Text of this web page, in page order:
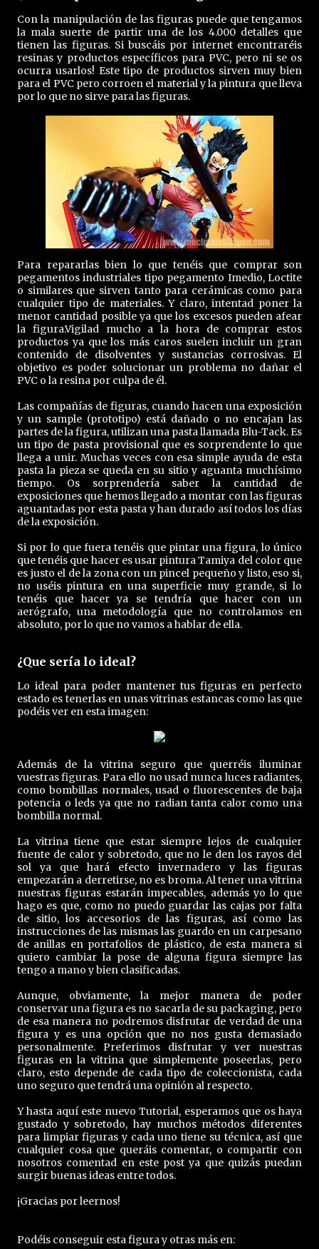
Con la manipulación de las figuras puede que tengamos
la mala suerte de partir una de los 4.000 detalles que
tienen las figuras. Si buscáis por internet encontraréis
resinas y productos específicos para PVC, pero ni se os
ocurra usarlos! Este tipo de productos sirven muy bien
para el PVC pero corroen el material y la pintura que lleva
por lo que no sirve para las figuras.
Para repararlas bien lo que tenéis que comprar son
pegamentos industriales tipo pegamento Imedio, Loctite
o similares que sirven tanto para cerámicas como para
cualquier tipo de materiales. Y claro, intentad poner la
menor cantidad posible ya que los excesos pueden afear
la figura.Vigilad mucho a la hora de comprar estos
productos ya que los más caros suelen incluir un gran
contenido de disolventes y sustancias corrosivas. El
objetivo es poder solucionar un problema no dañar el
PVC o la resina por culpa de él.
Las compañías de figuras, cuando hacen una exposición
y un sample (prototipo) está dañado o no encajan las
partes de la figura, utilizan una pasta llamada Blu-Tack. Es
un tipo de pasta provisional que es sorprendente lo que
llega a unir. Muchas veces con esa simple ayuda de esta
pasta la pieza se queda en su sitio y aguanta muchísimo
tiempo. Os sorprendería saber la cantidad de
exposiciones que hemos llegado a montar con las figuras
aguantadas por esta pasta y han durado así todos los días
de la exposición.
Si por lo que fuera tenéis que pintar una figura, lo único
que tenéis que hacer es usar pintura Tamiya del color que
es justo el de la zona con un pincel pequeño y listo, eso si,
no uséis pintura en una superficie muy grande, si lo
tenéis que hacer ya se tendría que hacer con un
aerógrafo, una metodología que no controlamos en
absoluto, por lo que no vamos a hablar de ella.
¿Que sería lo ideal?
Lo ideal para poder mantener tus figuras en perfecto
estado es tenerlas en unas vitrinas estancas como las que
podéis ver en esta imagen:
Además de la vitrina seguro que querréis iluminar
vuestras figuras. Para ello no usad nunca luces radiantes,
como bombillas normales, usad o fluorescentes de baja
potencia o leds ya que no radian tanta calor como una
bombilla normal.
La vitrina tiene que estar siempre lejos de cualquier
fuente de calor y sobretodo, que no le den los rayos del
sol ya que hará efecto invernadero y las figuras
empezarán a derretirse, no es broma. Al tener una vitrina
nuestras figuras estarán impecables, además yo lo que
hago es que, como no puedo guardar las cajas por falta
de sitio, los accesorios de las figuras, así como las
instrucciones de las mismas las guardo en un carpesano
de anillas en portafolios de plástico, de esta manera si
quiero cambiar la pose de alguna figura siempre las
tengo a mano y bien clasificadas.
Aunque, obviamente, la mejor manera de poder
conservar una figura es no sacarla de su packaging, pero
de esa manera no podremos disfrutar de verdad de una
figura y es una opción que no nos gusta demasiado
personalmente. Preferimos disfrutar y ver nuestras
figuras en la vitrina que simplemente poseerlas, pero
claro, esto depende de cada tipo de coleccionista, cada
uno seguro que tendrá una opinión al respecto.
Y hasta aquí este nuevo Tutorial, esperamos que os haya
gustado y sobretodo, hay muchos métodos diferentes
para limpiar figuras y cada uno tiene su técnica, así que
cualquier cosa que queráis comentar, o compartir con
nosotros comentad en este post ya que quizás puedan
surgir buenas ideas entre todos.
¡Gracias por leernos!
Podéis conseguir esta figura y otras más en: